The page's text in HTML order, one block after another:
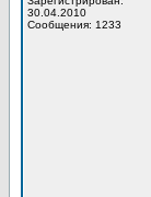
30.04.2010
Сообщения: 1233